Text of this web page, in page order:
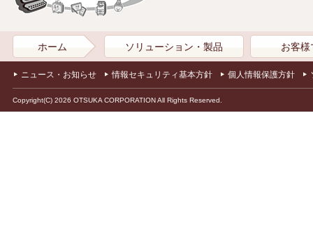
ホーム ソリューション・製品 お客様
ニュース・お知らせ 情報セキュリティ基本方針 個人情報保護方針
Copyright(C) 2026 OTSUKA CORPORATION All Rights Reserved.